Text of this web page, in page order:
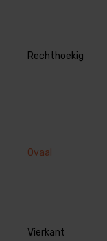
Rechthoekig
Ovaal
Vierkant